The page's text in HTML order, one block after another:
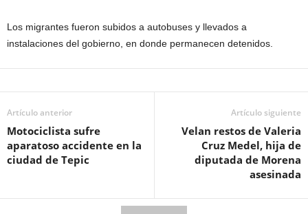
Los migrantes fueron subidos a autobuses y llevados a
instalaciones del gobierno, en donde permanecen detenidos.
Artículo anterior
Motociclista sufre
aparatoso accidente en la
ciudad de Tepic
Artículo siguiente
Velan restos de Valeria
Cruz Medel, hija de
diputada de Morena
asesinada